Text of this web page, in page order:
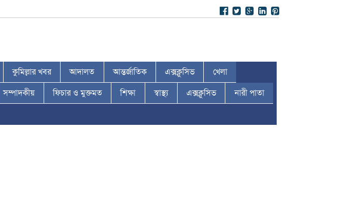
কুমিল্লার খবর আদালত আন্তর্জাতিক এক্সক্লুসিভ খেলা
সম্পাদকীয় ফিচার ও মুক্তমত শিক্ষা স্বাস্থ্য এক্সক্লুসিভ নারী পাতা